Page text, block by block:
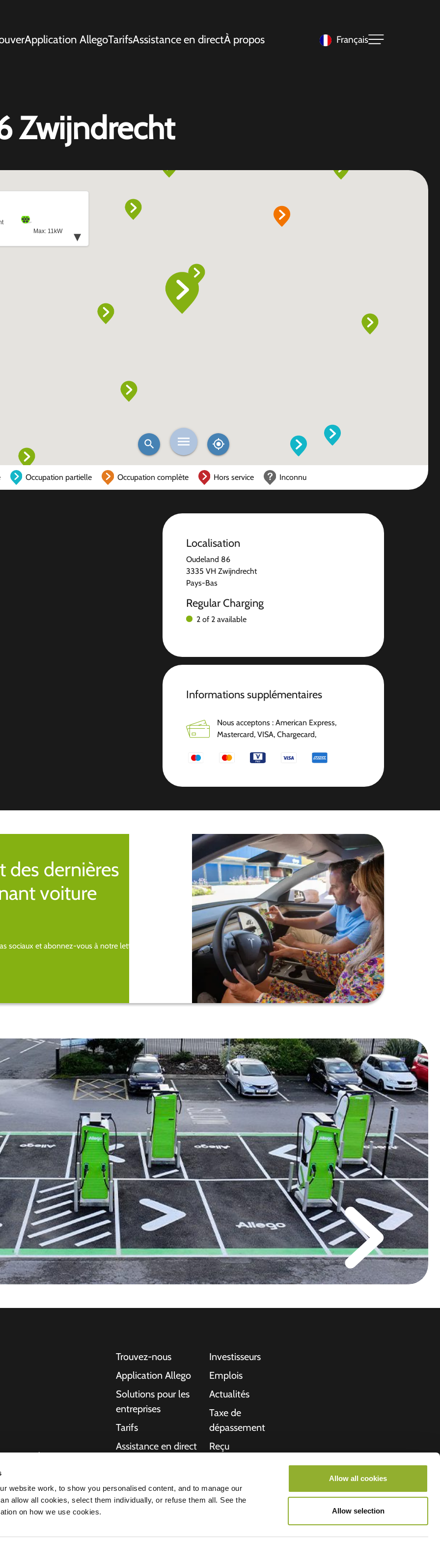
website work, to show you personalised content, and to manage our
allow all cookies, select them individually, or refuse them all. See the
on how we use cookies.
Allow all cookies
Allow selection
Application AllegoTarifsAssistance en directÀ propos Français
Zwijndrecht
Occupation partielle Occupation complète Hors service Inconnu
Localisation
Oudeland 86
3335 VH Zwijndrecht
Pays-Bas
Regular Charging
2 of 2 available
Informations supplémentaires
Nous acceptons : American Express,
Mastercard, VISA, Chargecard,
des dernières
voiture
sociaux et abonnez-vous à notre lettre
pour les
de bout en
plus
voiture électrique
fait de nous le
Trouvez-nous
Application Allego
Solutions pour les
entreprises
Tarifs
Assistance en direct
Fournisseurs
Investisseurs
Emplois
Actualités
Taxe de
dépassement
Reçu